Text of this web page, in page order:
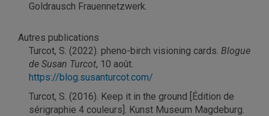
Goldrausch Frauennetzwerk.
Autres publications
Turcot, S. (2022). pheno-birch visioning cards. Blogue
de Susan Turcot, 10 août.
https://blog.susanturcot.com/
Turcot, S. (2016). Keep it in the ground [Édition de
sérigraphie 4 couleurs]. Kunst Museum Magdeburg.